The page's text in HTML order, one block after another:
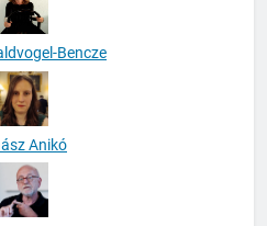
Bencze
Anikó